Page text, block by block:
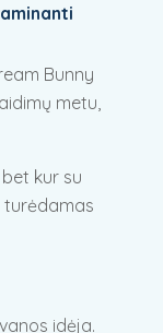
Bunny
metu,
kur su
turėdamas
idėja.